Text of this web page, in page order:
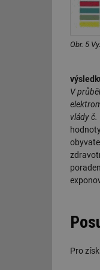
Obr. 5
V
vlády
Pro